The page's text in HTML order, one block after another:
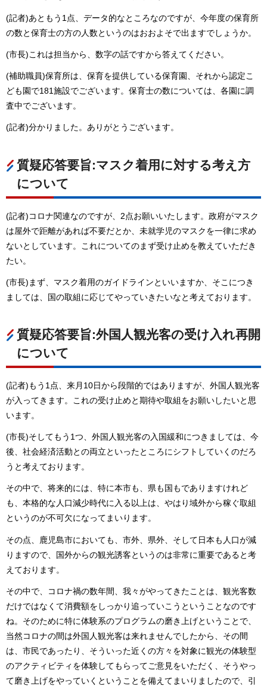
(記者)あともう1点、データ的なところなのですが、今年度の保育所
の数と保育士の方の人数というのはおおよそで出ますでしょうか。
(市長)これは担当から、数字の話ですから答えてください。
(補助職員)保育所は、保育を提供している保育園、それから認定こ
ども園で181施設でございます。保育士の数については、各園に調
査中でございます。
(記者)分かりました。ありがとうございます。
質疑応答要旨:マスク着用に対する考え方
について
(記者)コロナ関連なのですが、2点お願いいたします。政府がマスク
は屋外で距離があれば不要だとか、未就学児のマスクを一律に求め
ないとしています。これについてのまず受け止めを教えていただき
たい。
(市長)まず、マスク着用のガイドラインといいますか、そこにつき
ましては、国の取組に応じてやっていきたいなと考えております。
質疑応答要旨:外国人観光客の受け入れ再開
について
(記者)もう1点、来月10日から段階的ではありますが、外国人観光客
が入ってきます。これの受け止めと期待や取組をお願いしたいと思
います。
(市長)そしてもう1つ、外国人観光客の入国緩和につきましては、今
後、社会経済活動との両立といったところにシフトしていくのだろ
うと考えております。
その中で、将来的には、特に本市も、県も国もでありますけれど
も、本格的な人口減少時代に入る以上は、やはり域外から稼ぐ取組
というのが不可欠になってまいります。
その点、鹿児島市においても、市外、県外、そして日本も人口が減
りますので、国外からの観光誘客というのは非常に重要であると考
えております。
その中で、コロナ禍の数年間、我々がやってきたことは、観光客数
だけではなくて消費額をしっかり追っていこうということなのです
ね。そのために特に体験系のプログラムの磨き上げということで、
当然コロナの間は外国人観光客は来れませんでしたから、その間
は、市民であったり、そういった近くの方々を対象に観光の体験型
のアクティビティを体験してもらってご意見をいただく、そうやっ
て磨き上げをやっていくということを備えてまいりましたので、引